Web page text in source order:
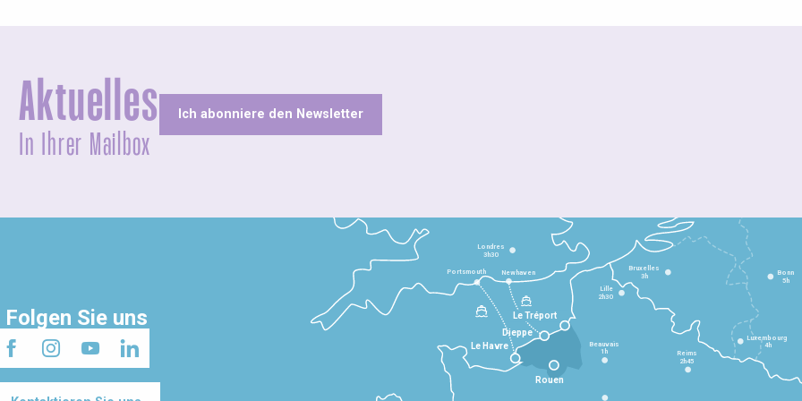
Aktuelles
In Ihrer Mailbox
Ich abonniere den Newsletter
Folgen Sie uns
Le Havre
Dieppe
Le Tréport
Beauvais
1h Reims
2h45
Lille
2h30
Bruxelles
3h
Londres
3h30
Newhaven
Portsmouth Bonn
5h
Luxembourg
4h
Rouen